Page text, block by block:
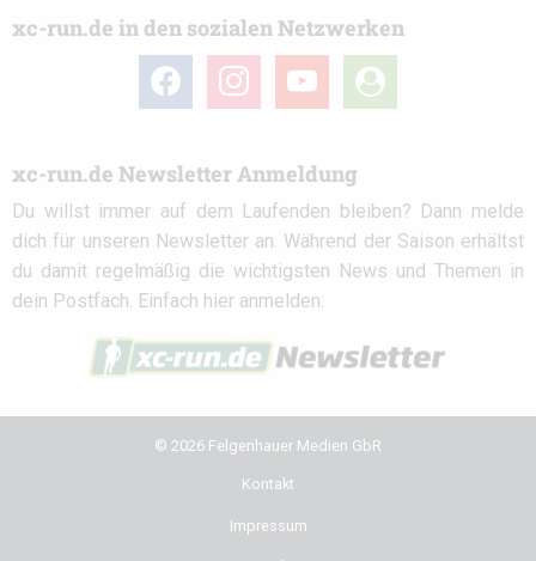
xc-run.de in den sozialen Netzwerken
facebook instagramyoutube
user-
circle
xc-run.de Newsletter Anmeldung
Du willst immer auf dem Laufenden bleiben? Dann melde
dich für unseren Newsletter an. Während der Saison erhältst
du damit regelmäßig die wichtigsten News und Themen in
dein Postfach. Einfach hier anmelden:
© 2026 Felgenhauer Medien GbR
Kontakt
Impressum